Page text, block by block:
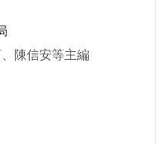
陳信安等主編